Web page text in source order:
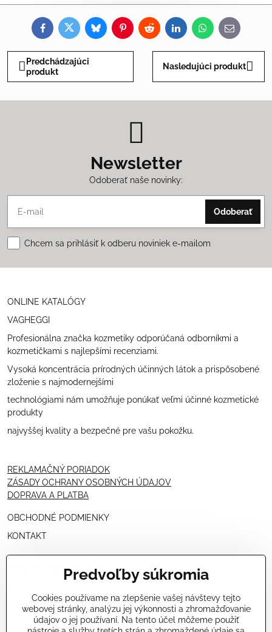
FacebookTwitterBlueskyPinterestRedditLinkedInWhatsApp
E-
mail
Predchádzajúci
produkt
Nasledujúci produkt
Newsletter
Odoberať naše novinky:
Odoberať
Chcem sa prihlásiť k odberu noviniek e-mailom
ONLINE KATALÓGY
VAGHEGGI
Profesionálna značka kozmetiky odporúčaná odborníkmi a
kozmetičkami s najlepšími recenziami.
Vysoká koncentrácia prírodných účinných látok a prispôsobené
zloženie s najmodernejšími
technológiami nám umožňuje ponúkať veľmi účinné kozmetické
produkty
najvyššej kvality a bezpečné pre vašu pokožku.
REKLAMAČNÝ PORIADOK
ZÁSADY OCHRANY OSOBNÝCH ÚDAJOV
DOPRAVA A PLATBA
OBCHODNÉ PODMIENKY
KONTAKT
PRE KOZMETIČKY
VÝHODNÁ PONUKA PRE PROFESIONÁLOV
NÁVODY OŠETRENÍ - VIDEÁ
Predvoľby súkromia
Cookies používame na zlepšenie vašej návštevy tejto
webovej stránky, analýzu jej výkonnosti a zhromažďovanie
údajov o jej používaní. Na tento účel môžeme použiť